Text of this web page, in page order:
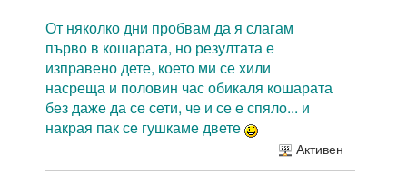
От няколко дни пробвам да я слагам
първо в кошарата, но резултата е
изправено дете, което ми се хили
насреща и половин час обикаля кошарата
без даже да се сети, че и се е спяло... и
накрая пак се гушкаме двете
Активен